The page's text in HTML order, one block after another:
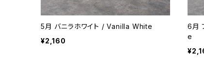
5月 バニラホワイト / Vanilla White
¥2,160
6月
e